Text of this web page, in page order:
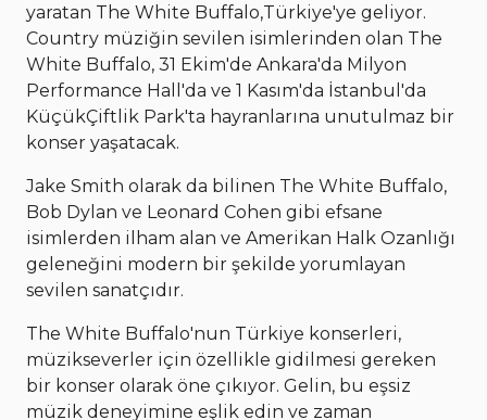
yaratan The White Buffalo,Türkiye'ye geliyor.
Country müziğin sevilen isimlerinden olan The
White Buffalo, 31 Ekim'de Ankara'da Milyon
Performance Hall'da ve 1 Kasım'da İstanbul'da
KüçükÇiftlik Park'ta hayranlarına unutulmaz bir
konser yaşatacak.
Jake Smith olarak da bilinen The White Buffalo,
Bob Dylan ve Leonard Cohen gibi efsane
isimlerden ilham alan ve Amerikan Halk Ozanlığı
geleneğini modern bir şekilde yorumlayan
sevilen sanatçıdır.
The White Buffalo'nun Türkiye konserleri,
müzikseverler için özellikle gidilmesi gereken
bir konser olarak öne çıkıyor. Gelin, bu eşsiz
müzik deneyimine eşlik edin ve zaman